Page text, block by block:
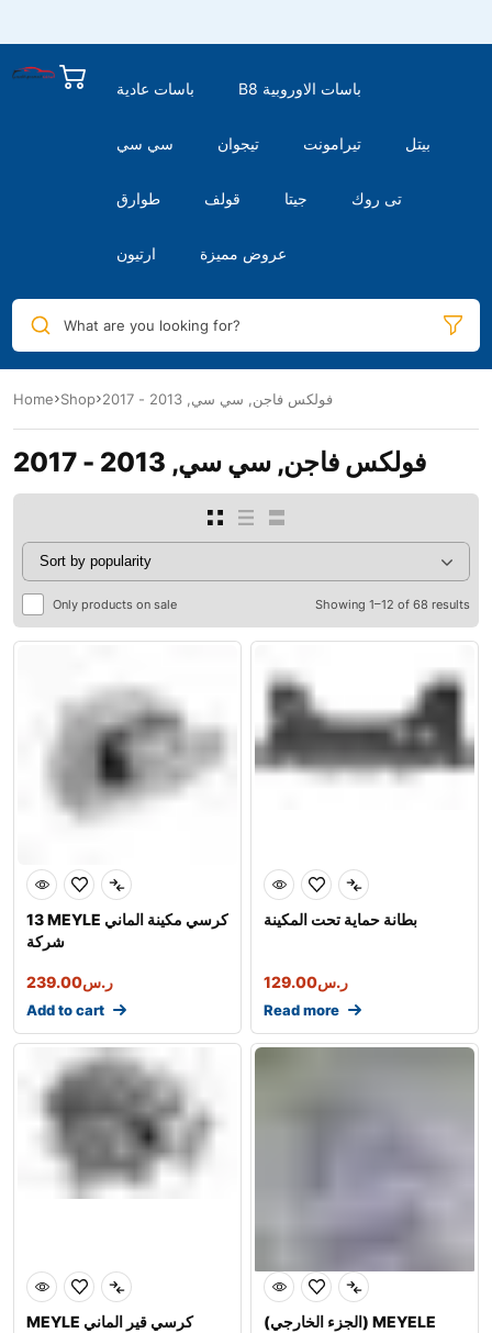
باسات عادية B8 باسات الاوروبية
سي سي تيجوان تيرامونت بيتل
طوارق قولف جيتا تى روك
ارتيون عروض مميزة
What are you looking for?
Home Shop فولكس فاجن, سي سي, 2013 - 2017
فولكس فاجن, سي سي, 2013 - 2017
Only products on sale Showing 1–12 of 68 results
13 MEYLE كرسي مكينة الماني
شركة
ر.س239.00
Add to cart
بطانة حماية تحت المكينة
ر.س129.00
Read more
MEYLE كرسي قير الماني
(الجزء الخارجي) MEYELE